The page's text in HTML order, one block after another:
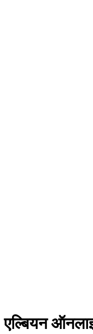
एल्बियन